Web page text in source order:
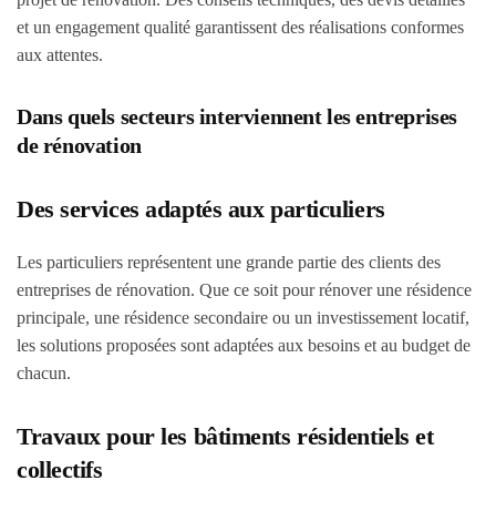
et un engagement qualité garantissent des réalisations conformes
aux attentes.
Dans quels secteurs interviennent les entreprises
de rénovation
Des services adaptés aux particuliers
Les particuliers représentent une grande partie des clients des
entreprises de rénovation. Que ce soit pour rénover une résidence
principale, une résidence secondaire ou un investissement locatif,
les solutions proposées sont adaptées aux besoins et au budget de
chacun.
Travaux pour les bâtiments résidentiels et
collectifs